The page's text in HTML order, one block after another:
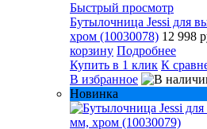
Быстрый просмотр
Бутылочница Jessi для
хром (10030078) 12 998
корзину Подробнее
Купить в 1 клик К
В избранное
Новинка